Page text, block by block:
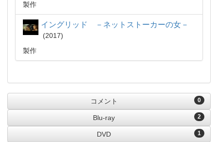
製作
イングリッド －ネットストーカーの女－
2017
製作
0
コメント
2
Blu-ray
1
DVD